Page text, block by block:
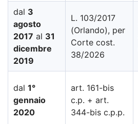
dal 3
agosto
2017 al 31
dicembre
2019
L. 103/2017
(Orlando), per
Corte cost.
38/2026
dal 1°
gennaio
2020
art. 161-bis
c.p. + art.
344-bis c.p.p.